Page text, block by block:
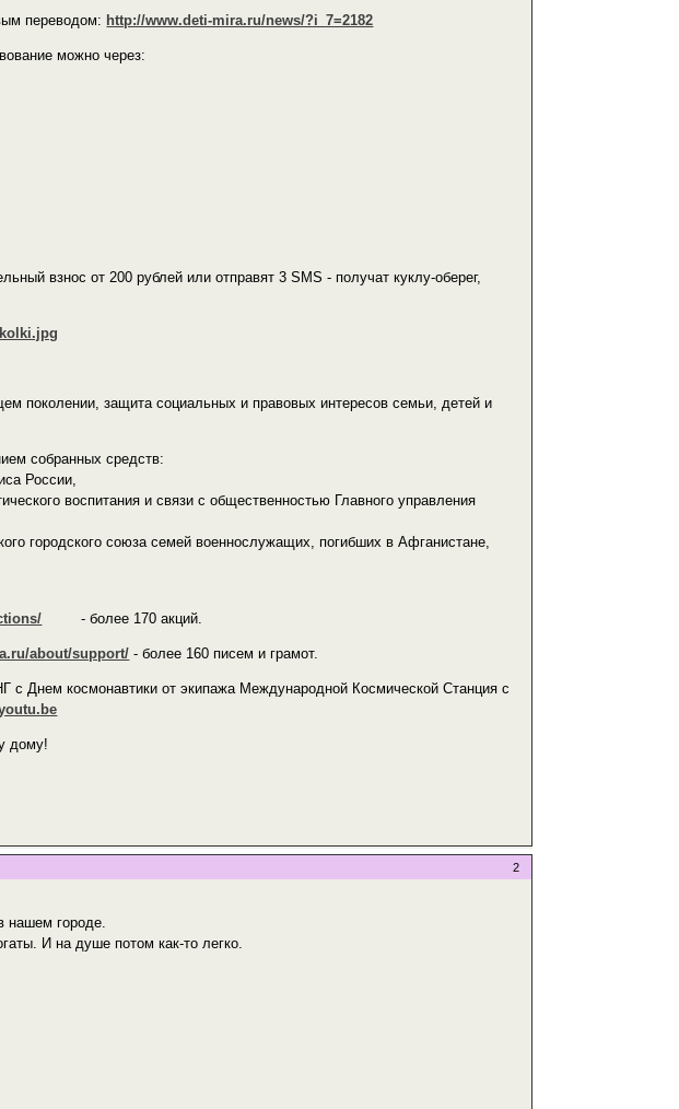
переводом: http://www.deti-mira.ru/news/?i_7=2182
можно через:
взнос от 200 рублей или отправят 3 SMS - получат куклу-оберег,
поколении, защита социальных и правовых интересов семьи, детей и
собранных средств:
России,
воспитания и связи с общественностью Главного управления
городского союза семей военнослужащих, погибших в Афганистане,
- более 170 акций.
about/support/ - более 160 писем и грамот.
с Днем космонавтики от экипажа Международной Космической Станция с
дому!
2
нашем городе.
И на душе потом как-то легко.